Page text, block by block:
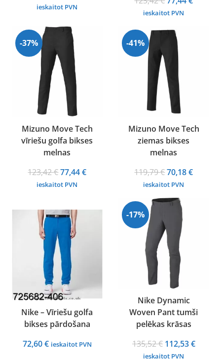
price
119,79 €.
ieskaitot PVN
price
123,42 €.
ieskaitot PVN
-37%
Mizuno Move Tech
vīriešu golfa bikses
melnas
123,42€Original
price
123,42 €.
77,44€Current
77,44 €.
ieskaitot PVN
-41%
Mizuno Move Tech
ziemas bikses
melnas
119,79€Original
price
was:
119,79 €.
70,18€
ieskaitot PVN
Nike – Vīriešu golfa
bikses pārdošana
72,60€ ieskaitot PVN
-17%
Nike Dynamic
Woven Pant tumši
pelēkas krāsas
135,52€ Original
price
112,53€
ieskaitot PVN